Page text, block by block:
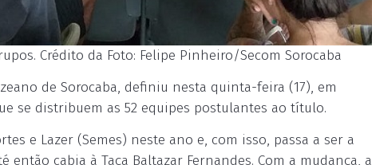
Crédito da Foto: Felipe Pinheiro/Secom Sorocaba
de Sorocaba, definiu nesta quinta-feira (17), em
se distribuem as 52 equipes postulantes ao título.
e Lazer (Semes) neste ano e, com isso, passa a ser a
cabia à Taça Baltazar Fernandes. Com a mudança, a